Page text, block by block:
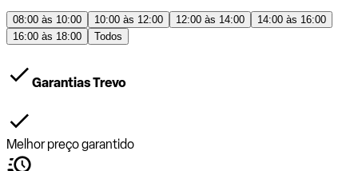
08:00 às 10:00 10:00 às 12:00 12:00 às 14:00
14:00 às 16:00
16:00 às 18:00
Todos
Garantias Trevo
Melhor preço garantido